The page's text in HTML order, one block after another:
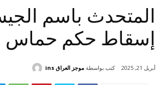
المتحدث باسم
إسقاط حكم حماس
أبريل 21, 2025 كتب بواسطة موجز العراق ins